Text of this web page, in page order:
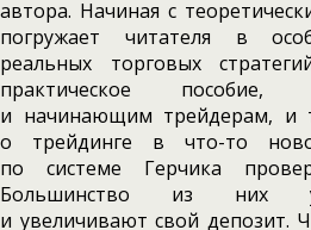
автора. Начиная с
погружает читателя в
реальных торговых
практическое пособие,
и начинающим трейдерам, и
о трейдинге в что-то
по системе Герчика
Большинство из них
и увеличивают свой депозит.